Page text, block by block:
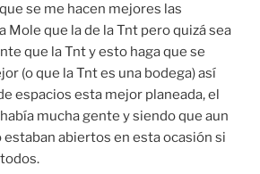
se me hacen mejores las
Mole que la de la Tnt pero quizá sea
que la Tnt y esto haga que se
(o que la Tnt es una bodega) así
espacios esta mejor planeada, el
mucha gente y siendo que aun
abiertos en esta ocasión si